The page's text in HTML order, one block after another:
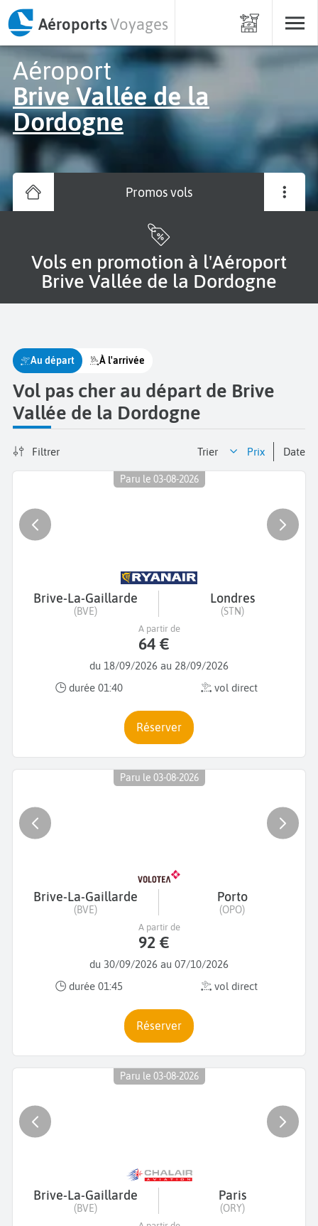
AéroportsVoyages
Aéroport
Brive Vallée de la
Dordogne
Promos vols
Vols en promotion à l'Aéroport
Brive Vallée de la Dordogne
Vol pas cher au départ de Brive
Vallée de la Dordogne
Au départ À l'arrivée
Filtrer Trier prix date
Paru le 03-08-2026
Brive-La-Gaillarde
(BVE)
Londres
(STN)
du 18/09/2026 au 28/09/2026
durée 01:40
vol direct
A partir de
64 €
Réserver
Paru le 03-08-2026
Brive-La-Gaillarde
(BVE)
Porto
(OPO)
du 30/09/2026 au 07/10/2026
durée 01:45
vol direct
A partir de
92 €
Réserver
Paru le 03-08-2026
Brive-La-Gaillarde
(BVE)
Paris
(ORY)